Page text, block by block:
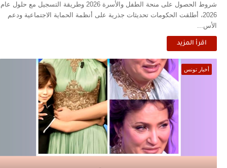
شروط الحصول على منحة الطفل والأسرة 2026 وطريقة التسجيل مع حلول عام
2026، أطلقت الحكومات تحديثات جذرية على أنظمة الحماية الاجتماعية ودعم
الأس...
اقرأ المزيد
أخبار تونس